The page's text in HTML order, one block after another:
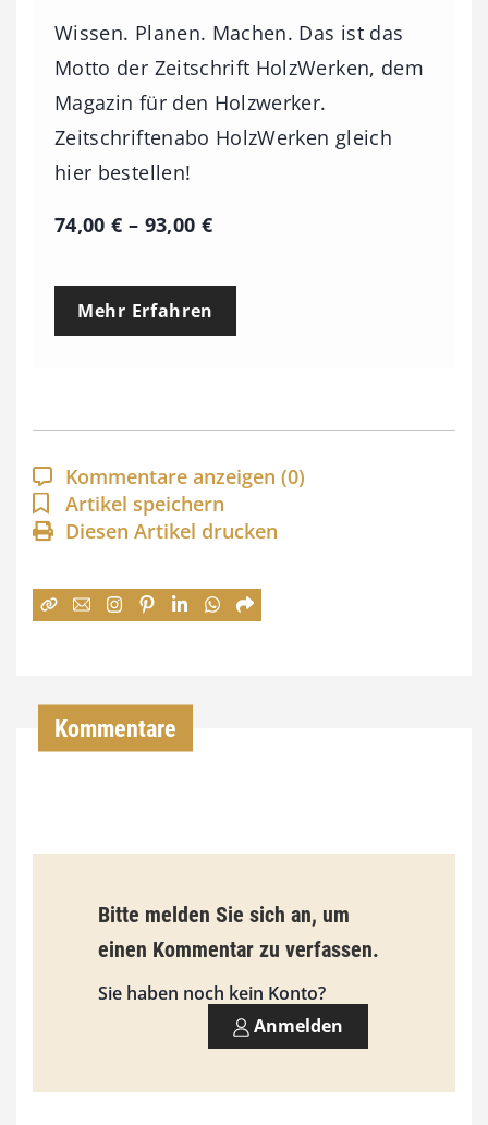
Wissen. Planen. Machen. Das ist das
Motto der Zeitschrift HolzWerken, dem
Magazin für den Holzwerker.
Zeitschriftenabo HolzWerken gleich
hier bestellen!
74,00€ – 93,00 €P
e
p
a
n
n
:
€
i
s
9
0
Mehr Erfahren
Kommentare anzeigen (0)
Artikel speichern
Diesen Artikel drucken
Kommentare
Bitte melden Sie sich an, um
einen Kommentar zu verfassen.
Sie haben noch kein Konto?
Anmelden